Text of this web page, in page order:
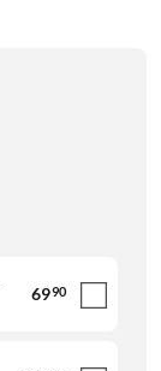
6990